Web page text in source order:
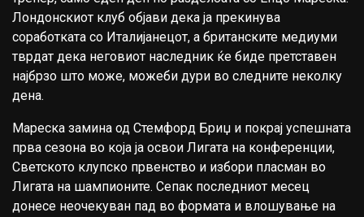
Лондонскиот клуб објави дека ја прекинува
соработката со Италијанецот, а британските медиуми
тврдат дека неговиот наследник ќе биде претставен
најбрзо што може, можеби дури во следните неколку
дена.
Мареска замина од Стемфорд Бриџ и покрај успешната
прва сезона во која ја освои Лигата на конференции,
Светското клупско првенство и избори пласман во
Лигата на шампионите. Сепак последниот месец
донесе неочекуван пад во формата и влошување на